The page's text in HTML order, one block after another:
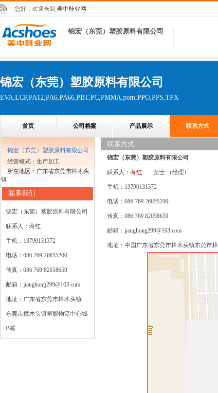
您好，欢迎来到 美中鞋业网
锦宏（东莞）塑胶原料有限公司
锦宏（东莞）塑胶原料有限公司
EVA,LCP,PA12,PA6,PA66,PBT,PC,PMMA,pom,PPO,PPS,TPX
首页 公司档案 产品展示 联系方式
锦宏（东莞）塑胶原料有限公司
经营模式：生产加工
所在地区：广东省东莞市樟木头
镇
联系我们
锦宏（东莞）塑胶原料有限公司
联系人：蒋红
手机：13790131372
电话：086 769 26855200
传真：086 769 82058659
邮箱：jianghong299@163.com
地址：广东省东莞市樟木头镇
东莞市樟木头镇塑胶物流中心城
B栋
联系方式
锦宏（东莞）塑胶原料有限公司
联系人： 蒋红 女士 （经理）
手机：13790131372
电话：086 769 26855200
传真：086 769 82058659
邮箱：jianghong299@163.com
地址：中国广东省东莞市樟木头镇东莞市